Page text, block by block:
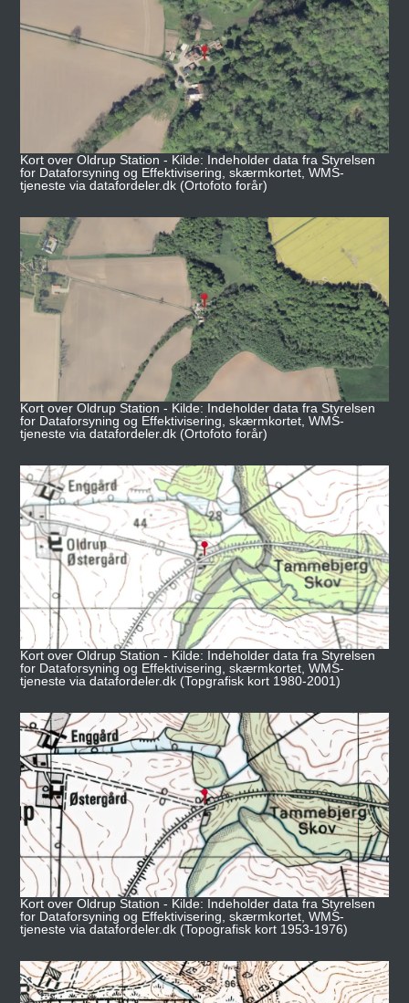
Kort over Oldrup Station - Kilde: Indeholder data fra Styrelsen
for Dataforsyning og Effektivisering, skærmkortet, WMS-
tjeneste via datafordeler.dk (Ortofoto forår)
Kort over Oldrup Station - Kilde: Indeholder data fra Styrelsen
for Dataforsyning og Effektivisering, skærmkortet, WMS-
tjeneste via datafordeler.dk (Ortofoto forår)
Kort over Oldrup Station - Kilde: Indeholder data fra Styrelsen
for Dataforsyning og Effektivisering, skærmkortet, WMS-
tjeneste via datafordeler.dk (Topgrafisk kort 1980-2001)
Kort over Oldrup Station - Kilde: Indeholder data fra Styrelsen
for Dataforsyning og Effektivisering, skærmkortet, WMS-
tjeneste via datafordeler.dk (Topografisk kort 1953-1976)